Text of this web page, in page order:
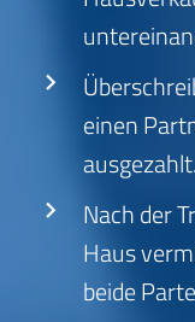
einen
ausgezahlt.
Nach der
Haus
beide